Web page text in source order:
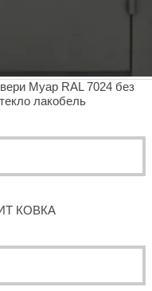
Муар RAL 7024 без
лакобель
КОВКА